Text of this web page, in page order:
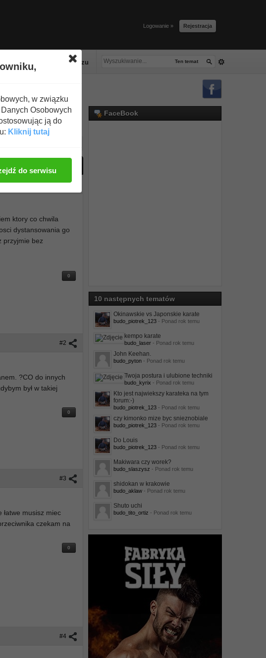
Logowanie » Rejestracja
Ten temat
Spalacze tłuszczu
#1
ktory co chwila
dystansowania go
przyjmie bez
0
#2
?CO do innych
był w takiej
0
#3
musisz miec
czekam na
0
#4
FaceBook
10 następnych tematów
Okinawskie vs Japonskie karate
budo_piotrek_123- Ponad rok temu
kempo karate
budo_laser- Ponad rok temu
John Keehan.
budo_pyton- Ponad rok temu
Twoja postura i ulubione techniki
budo_kyrix - Ponad rok temu
Kto jest najwiekszy karateka na tym
forum:-)
budo_piotrek_123- Ponad rok temu
czy kimonko mize byc snieznobiale
budo_piotrek_123- Ponad rok temu
Do Louis
budo_piotrek_123- Ponad rok temu
Makiwara czy worek?
budo_slaszysz - Ponad rok temu
shidokan w krakowie
budo_aklaw- Ponad rok temu
Shuto uchi
budo_tito_ortiz - Ponad rok temu
w związku
Osobowych
ją do
Kliknij tutaj
do serwisu